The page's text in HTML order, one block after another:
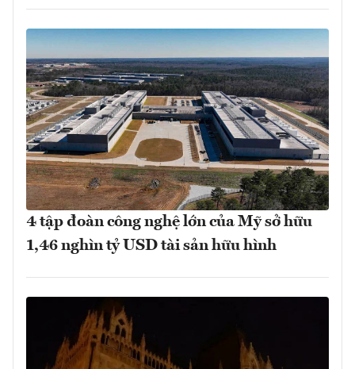
4 tập đoàn công nghệ lớn của Mỹ sở hữu
1,46 nghìn tỷ USD tài sản hữu hình